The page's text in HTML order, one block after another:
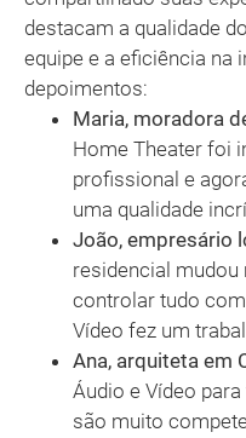
destacam a qualidade
equipe e a eficiência na
depoimentos:
Maria, moradora
Home Theater foi
profissional e
uma qualidade
João, empresário
residencial mudou
controlar tudo
Vídeo fez um
Ana, arquiteta em
Áudio e Vídeo
são muito